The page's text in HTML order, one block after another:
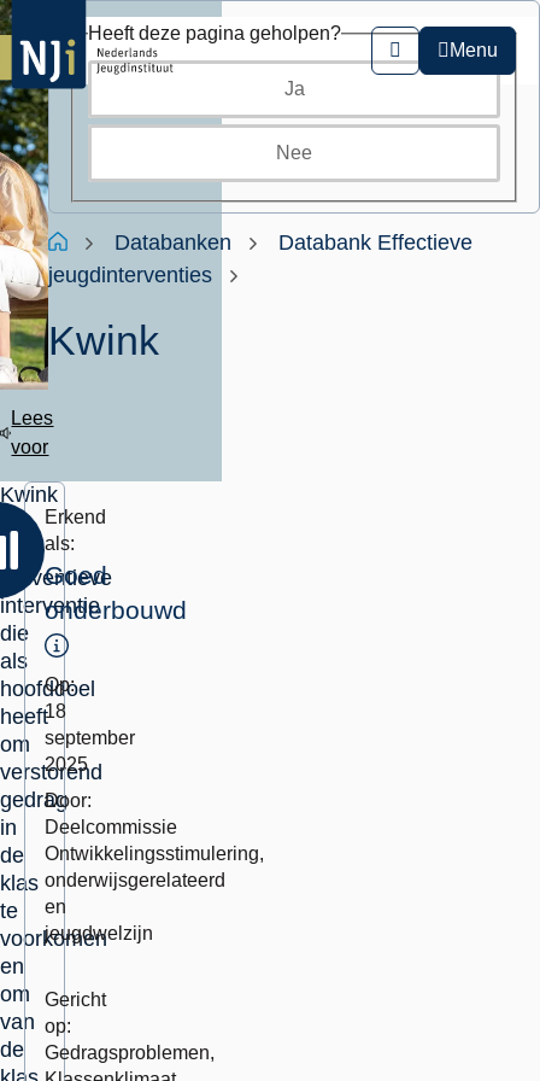
Overslaan
en
naar
de
inhoud
gaan
Zoeken
Menu
Kruimelpad
HomeDatabanken
Databank Effectieve
jeugdinterventies
Kwink
Lees
voor
Kwink
preventieve
interventie
die
als
hoofddoel
heeft
om
verstorend
gedrag
in
de
klas
te
voorkomen
en
om
van
de
Erkend
als:
Goed
onderbouwd
Toelichting
Op:
18
september
2025
Door:
Deelcommissie
Ontwikkelingsstimulering,
onderwijsgerelateerd
en
jeugdwelzijn
als
integraal
vve-
programma.:
in
herbeoordeling:
Gericht
op:
Gedragsproblemen,
Heeft deze pagina geholpen?
Ja
Nee